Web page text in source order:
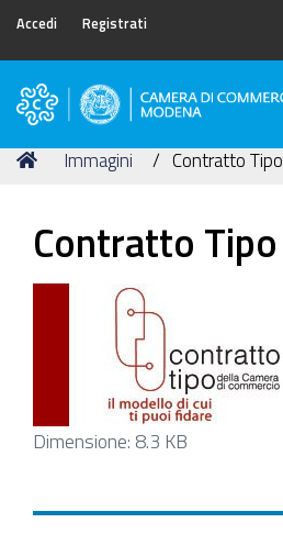
Accedi Registrati
Camera
Commercio
Tu
Home
Immagini Contratto Tipo
Contratto Tipo
Clicca
Dimensione: 8.3 KB